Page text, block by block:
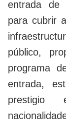
entrada de
para cubrir
público,
programa
entrada,
prestigio